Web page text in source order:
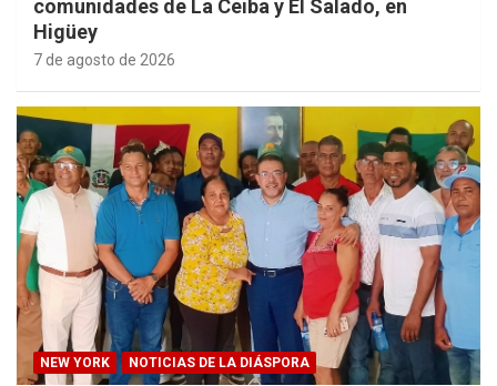
comunidades de La Ceiba y El Salado, en
Higüey
7 de agosto de 2026
NEW YORK NOTICIAS DE LA DIÁSPORA